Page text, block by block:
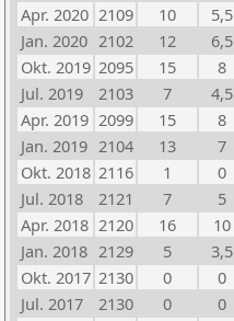
Apr. 2020 2109 10
5,5
Jan. 2020 2102 12
6,5
Okt. 2019 2095 15
8
Jul. 2019
2103 7
4,5
Apr. 2019 2099 15
8
Jan. 2019 2104 13
7
Okt. 2018 2116 1
0
Jul. 2018
2121 7
5
Apr. 2018 2120 16
10
Jan. 2018 2129 5
3,5
Okt. 2017 2130 0
0
Jul. 2017
2130 0
0